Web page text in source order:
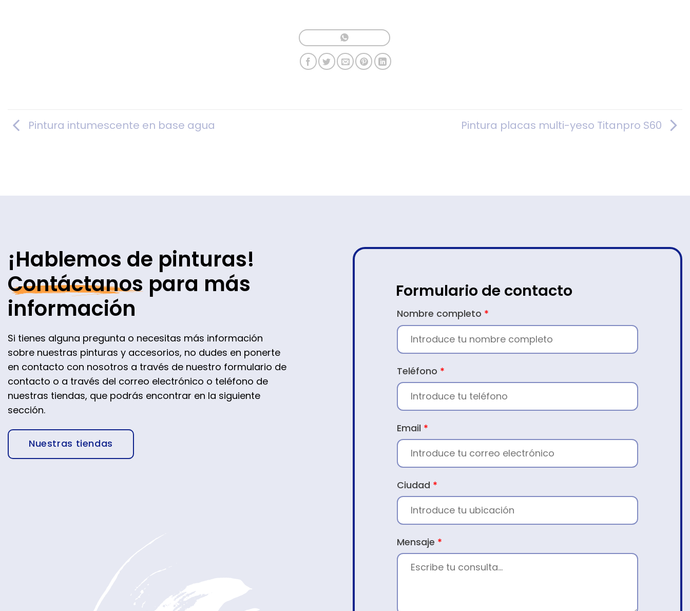
Pintura intumescente en base agua Pintura placas multi-yeso Titanpro S60
¡Hablemos de pinturas!
Contáctanos para más
información
Si tienes alguna pregunta o necesitas más información
sobre nuestras pinturas y accesorios, no dudes en ponerte
en contacto con nosotros a través de nuestro formulario de
contacto o a través del correo electrónico o teléfono de
nuestras tiendas, que podrás encontrar en la siguiente
sección.
Nuestras tiendas
Formulario de contacto
CONTACTO
Nombre completo *
Teléfono *
Email *
Ciudad *
Mensaje *